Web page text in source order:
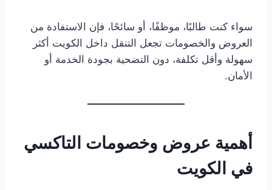
سواء كنت طالبًا، موظفًا، أو سائحًا، فإن الاستفادة من
العروض والخصومات تجعل التنقل داخل الكويت أكثر
سهولة وأقل تكلفة، دون التضحية بجودة الخدمة أو
الأمان.
أهمية عروض وخصومات التاكسي
في الكويت